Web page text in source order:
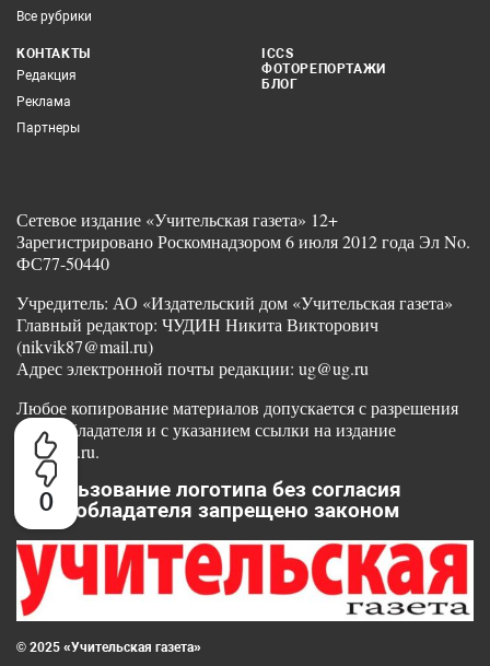
0
Все рубрики
КОНТАКТЫ
Редакция
Реклама
Партнеры
ICCS
ФОТОРЕПОРТАЖИ
БЛОГ
Сетевое издание «Учительская газета» 12+
Зарегистрировано Роскомнадзором 6 июля 2012 года Эл No.
ФС77-50440
Учредитель: АО «Издательский дом «Учительская газета»
Главный редактор: ЧУДИН Никита Викторович
(nikvik87@mail.ru)
Адрес электронной почты редакции: ug@ug.ru
Любое копирование материалов допускается с разрешения
правообладателя и с указанием ссылки на издание
www.ug.ru.
Использование логотипа без согласия
правообладателя запрещено законом
© 2025 «Учительская газета»